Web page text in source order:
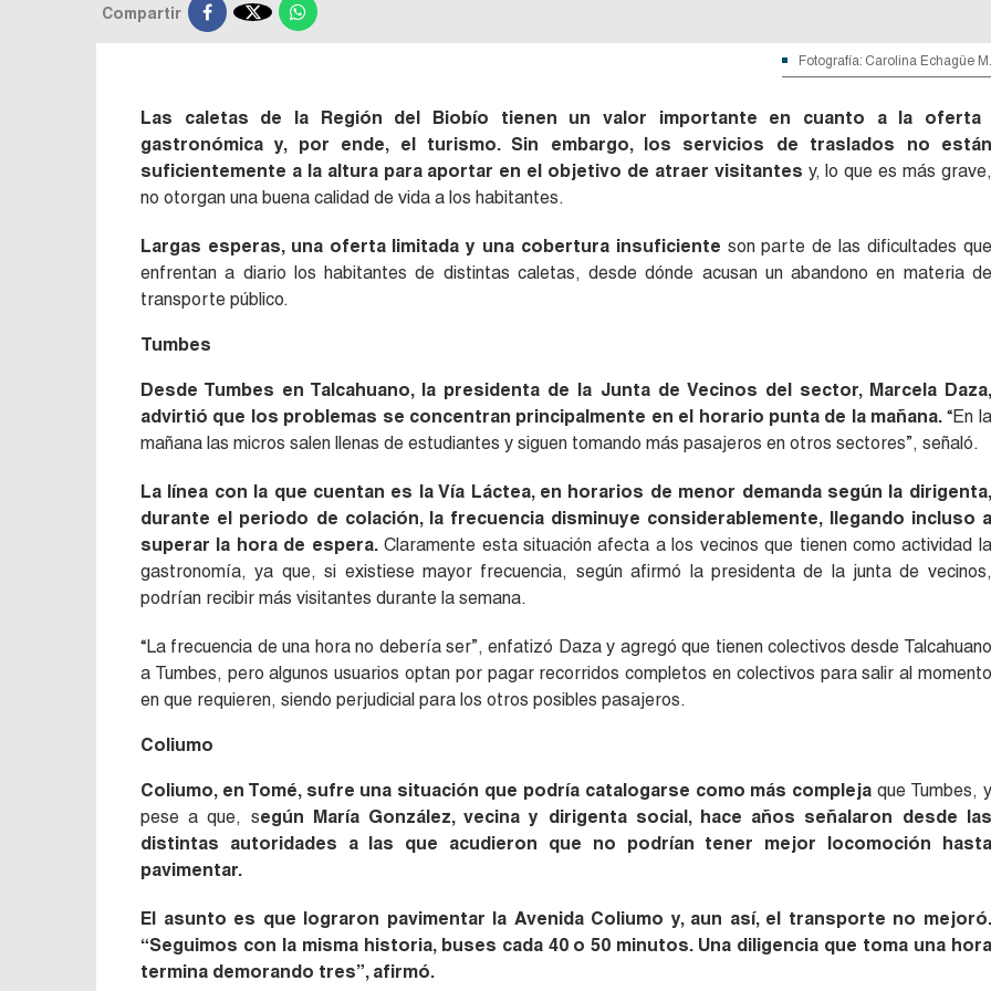
Compartir 
Fotografía: Carolina Echagüe M.
Las caletas de la Región del Biobío tienen un valor importante en cuanto a la oferta
gastronómica y, por ende, el turismo. Sin embargo, los servicios de traslados no están
suficientemente a la altura para aportar en el objetivo de atraer visitantes y, lo que es más grave,
no otorgan una buena calidad de vida a los habitantes.
Largas esperas, una oferta limitada y una cobertura insuficiente son parte de las dificultades que
enfrentan a diario los habitantes de distintas caletas, desde dónde acusan un abandono en materia de
transporte público.
Tumbes
Desde Tumbes en Talcahuano, la presidenta de la Junta de Vecinos del sector, Marcela Daza,
advirtió que los problemas se concentran principalmente en el horario punta de la mañana. “En la
mañana las micros salen llenas de estudiantes y siguen tomando más pasajeros en otros sectores”, señaló.
La línea con la que cuentan es la Vía Láctea, en horarios de menor demanda según la dirigenta,
durante el periodo de colación, la frecuencia disminuye considerablemente, llegando incluso a
superar la hora de espera.Claramente esta situación afecta a los vecinos que tienen como actividad la
gastronomía, ya que, si existiese mayor frecuencia, según afirmó la presidenta de la junta de vecinos,
podrían recibir más visitantes durante la semana.
“La frecuencia de una hora no debería ser”, enfatizó Daza y agregó que tienen colectivos desde Talcahuano
a Tumbes, pero algunos usuarios optan por pagar recorridos completos en colectivos para salir al momento
en que requieren, siendo perjudicial para los otros posibles pasajeros.
Coliumo
Coliumo, en Tomé, sufre una situación que podría catalogarse como más compleja que Tumbes, y
pese a que, según María González, vecina y dirigenta social, hace años señalaron desde las
distintas autoridades a las que acudieron que no podrían tener mejor locomoción hasta
pavimentar.
El asunto es que lograron pavimentar la Avenida Coliumo y, aun así, el transporte no mejoró.
“Seguimos con la misma historia, buses cada 40 o 50 minutos. Una diligencia que toma una hora
termina demorando tres”, afirmó.